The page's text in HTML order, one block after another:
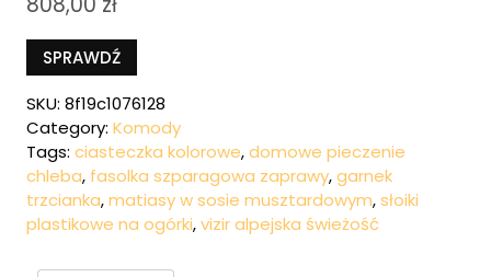
SPRAWDŹ
SKU: 8f19c1076128
Category: Komody
Tags: ciasteczka kolorowe,domowe pieczenie
chleba, fasolka szparagowa zaprawy,garnek
trzcianka,matiasy w sosie musztardowym,słoiki
plastikowe na ogórki,vizir alpejska świeżość